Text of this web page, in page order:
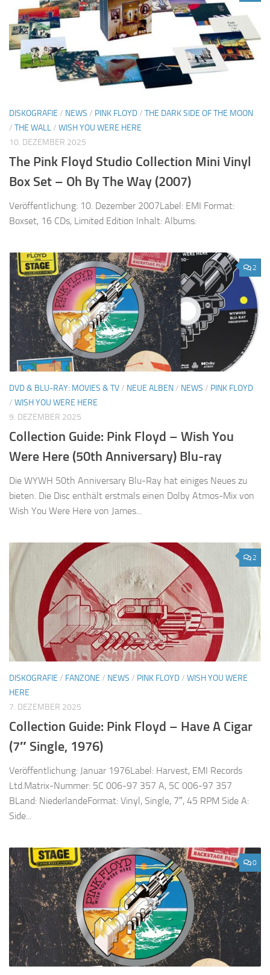
DISKOGRAFIE / NEWS / PINK FLOYD/ THE DARK SIDE OF THE MOON
/ THE WALL/ WISH YOU WERE HERE
10. DEZEMBER 2025
The Pink Floyd Studio Collection Mini Vinyl
Box Set – Oh By The Way (2007)
Veröffentlichung: 10. Dezember 2007Label: EMI Format:
Boxset, 16 CDs, Limited Edition Inhalt: Albums:
2
DVD & BLU-RAY: MOVIES & TV/ NEUE ALBEN/ NEWS / PINK FLOYD
/ WISH YOU WERE HERE
9. DEZEMBER 2025
Collection Guide: Pink Floyd – Wish You
Were Here (50th Anniversary) Blu-ray
Die WYWH 50th Anniversary Blu-Ray hat einiges Neues zu
bieten. Die Disc enthält erstmals einen Dolby Atmos-Mix von
Wish You Were Here von James...
2
DISKOGRAFIE / FANZONE / NEWS / PINK FLOYD/ WISH YOU WERE
HERE
7. DEZEMBER 2025
Collection Guide: Pink Floyd – Have A Cigar
(7″ Single, 1976)
Veröffentlichung: Januar 1976Label: Harvest, EMI Records
Ltd.Matrix-Nummer: 5C 006-97 357 A, 5C 006-97 357
BLand: NiederlandeFormat: Vinyl, Single, 7″, 45 RPM Side A:
Side...
0